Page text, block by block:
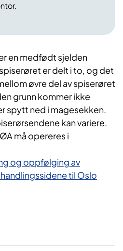
en medfødt sjelden
er delt i to, og det
øvre del av spiserøret
grunn kommer ikke
spytt ned i magesekken.
kan variere.
må opereres i
og oppfølging av
til Oslo